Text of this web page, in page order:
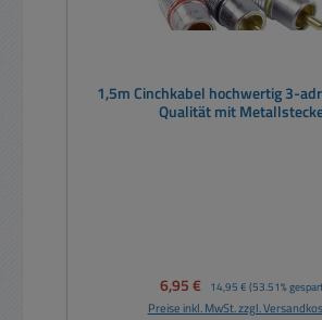
1,5m Cinchkabel hochwertig 3-
Qualität mit
Verkaufspreis:
6,95 € Regulärer Preis:
14,95 € (53.51%
Preise inkl. MwSt. zzgl.